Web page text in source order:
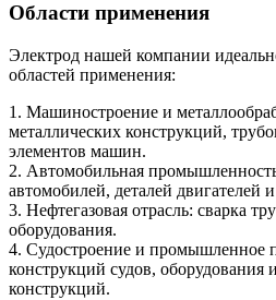
Области применения
Электрод нашей компании
областей применения:
1. Машиностроение и
металлических конструкций,
элементов машин.
2. Автомобильная
автомобилей, деталей двигателей
3. Нефтегазовая отрасль: сварка
оборудования.
4. Судостроение и промышленное
конструкций судов, оборудования
конструкций.